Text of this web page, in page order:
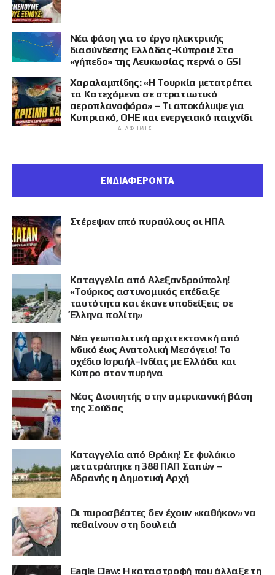
Νέα φάση για το έργο ηλεκτρικής
διασύνδεσης Ελλάδας-Κύπρου! Στο
«γήπεδο» της Λευκωσίας περνά ο GSI
Χαραλαμπίδης: «Η Τουρκία μετατρέπει
τα Κατεχόμενα σε στρατιωτικό
αεροπλανοφόρο» – Τι αποκάλυψε για
Κυπριακό, ΟΗΕ και ενεργειακό παιχνίδι
ΔΙΑΦΉΜΙΣΗ
ΕΝΔΙΑΦΕΡΟΝΤΑ
Στέρεψαν από πυραύλους οι ΗΠΑ
Καταγγελία από Αλεξανδρούπολη!
«Τούρκος αστυνομικός επέδειξε
ταυτότητα και έκανε υποδείξεις σε
Έλληνα πολίτη»
Νέα γεωπολιτική αρχιτεκτονική από
Ινδικό έως Ανατολική Μεσόγειο! Το
σχέδιο Ισραήλ–Ινδίας με Ελλάδα και
Κύπρο στον πυρήνα
Νέος Διοικητής στην αμερικανική βάση
της Σούδας
Καταγγελία από Θράκη! Σε φυλάκιο
μετατράπηκε η 388 ΠΑΠ Σαπών –
Αδρανής η Δημοτική Αρχή
Οι πυροσβέστες δεν έχουν «καθήκον» να
πεθαίνουν στη δουλειά
Eagle Claw: Η καταστροφή που άλλαξε τη